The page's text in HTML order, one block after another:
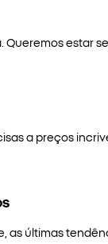
Queremos estar
a preços
as últimas